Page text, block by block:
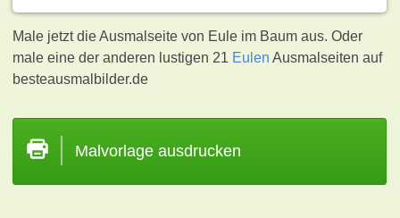
Male jetzt die Ausmalseite von Eule im Baum aus. Oder
male eine der anderen lustigen 21 Eulen Ausmalseiten auf
besteausmalbilder.de
Malvorlage ausdrucken